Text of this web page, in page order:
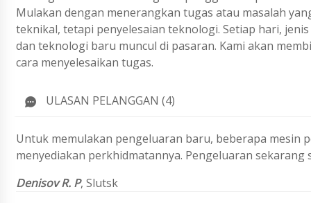
Mulakan dengan menerangkan tugas atau masalah
teknikal, tetapi penyelesaian teknologi. Setiap hari,
dan teknologi baru muncul di pasaran. Kami akan
cara menyelesaikan tugas.
ULASAN PELANGGAN (4)
Untuk memulakan pengeluaran baru, beberapa mesin
menyediakan perkhidmatannya. Pengeluaran sekarang
Denisov R. P, Slutsk